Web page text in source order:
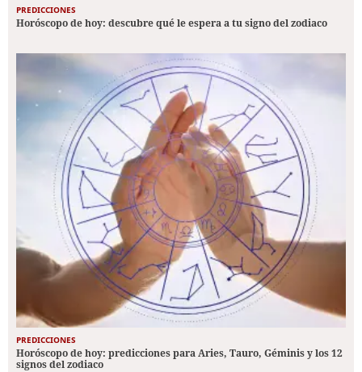
PREDICCIONES
Horóscopo de hoy: descubre qué le espera a tu signo del zodiaco
PREDICCIONES
Horóscopo de hoy: predicciones para Aries, Tauro, Géminis y los 12
signos del zodiaco